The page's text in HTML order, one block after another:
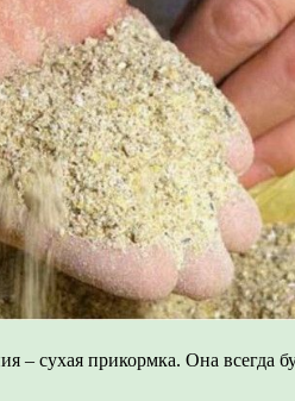
– сухая прикормка. Она